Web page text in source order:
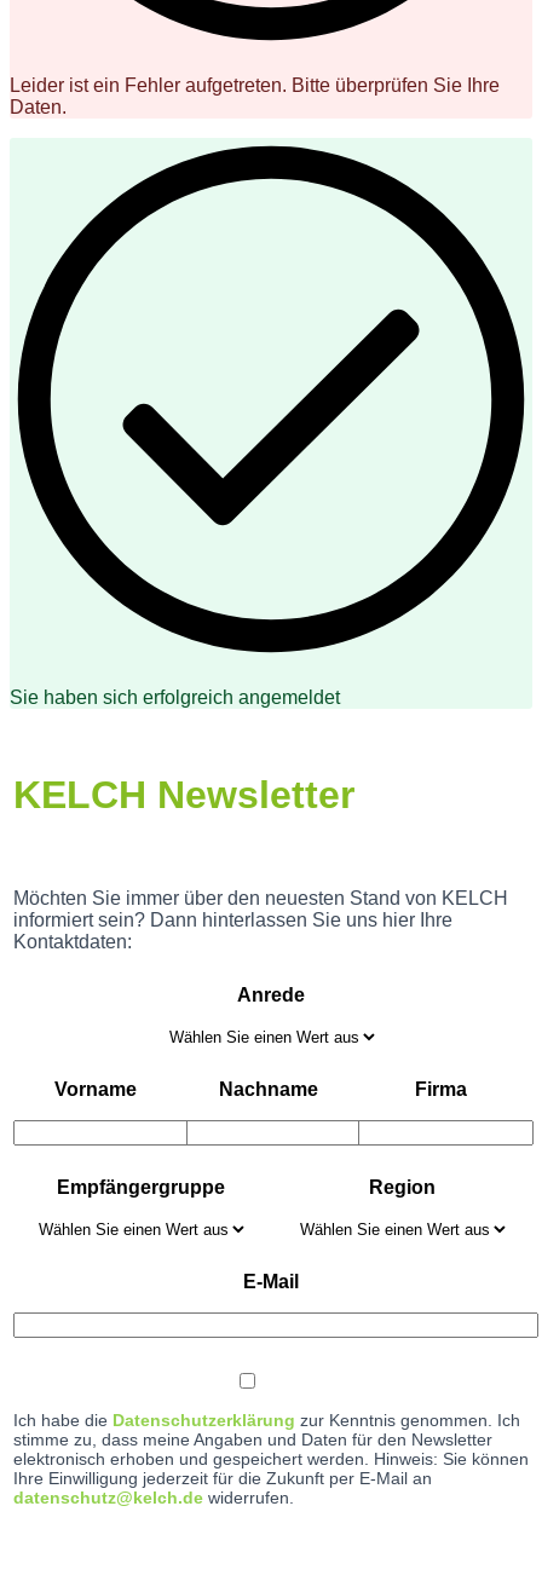
Leider ist ein Fehler aufgetreten. Bitte überprüfen Sie Ihre
Daten.
Sie haben sich erfolgreich angemeldet
KELCH Newsletter
Möchten Sie immer über den neuesten Stand von KELCH
informiert sein? Dann hinterlassen Sie uns hier Ihre
Kontaktdaten:
Anrede
Vorname Nachname Firma
Empfängergruppe Region
E-Mail
Ich habe die Datenschutzerklärung zur Kenntnis genommen. Ich
stimme zu, dass meine Angaben und Daten für den Newsletter
elektronisch erhoben und gespeichert werden. Hinweis: Sie können
Ihre Einwilligung jederzeit für die Zukunft per E-Mail an
datenschutz@kelch.de widerrufen.